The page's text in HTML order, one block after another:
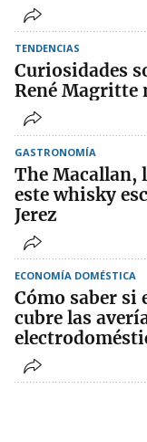
TENDENCIAS
Curiosidades
René Magritte
GASTRONOMÍA
The Macallan,
este whisky
Jerez
ECONOMÍA DOMÉSTICA
Cómo saber si
cubre las